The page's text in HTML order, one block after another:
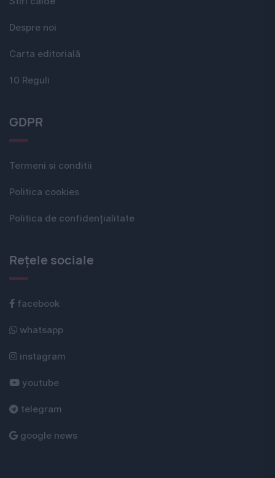
Despre noi
Carta editorială
10 Reguli
GDPR
Termeni si conditii
Politica cookies
Politica de confidențialitate
Rețele sociale
facebook
whatsapp
instagram
youtube
telegram
google news